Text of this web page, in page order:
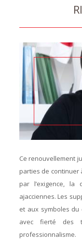
Ce renouvellement
parties de continuer
par l’exigence,
ajacciennes. Les
et aux symboles
avec fierté des
professionnalisme.